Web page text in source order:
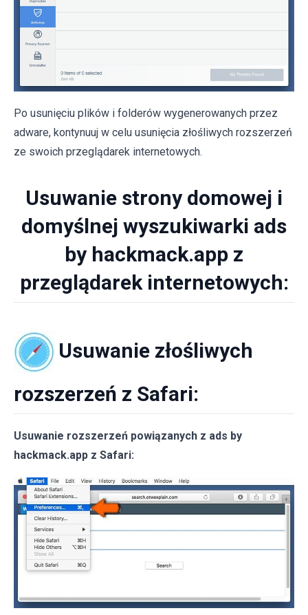
Po usunięciu plików i folderów wygenerowanych przez
adware, kontynuuj w celu usunięcia złośliwych rozszerzeń
ze swoich przeglądarek internetowych.
Usuwanie strony domowej i
domyślnej wyszukiwarki ads
by hackmack.app z
przeglądarek internetowych:
Usuwanie złośliwych
rozszerzeń z Safari:
Usuwanie rozszerzeń powiązanych z ads by
hackmack.app z Safari: